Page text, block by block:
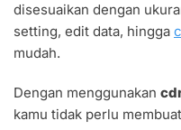
disesuaikan dengan
setting, edit data, hingga
mudah.
Dengan menggunakan
kamu tidak perlu